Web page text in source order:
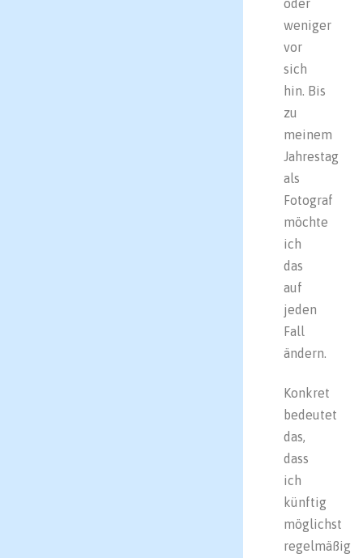
oder
weniger
vor
sich
hin. Bis
zu
meinem
Jahrestag
als
Fotograf
möchte
ich
das
auf
jeden
Fall
ändern.
Konkret
bedeutet
das,
dass
ich
künftig
möglichst
regelmäßig